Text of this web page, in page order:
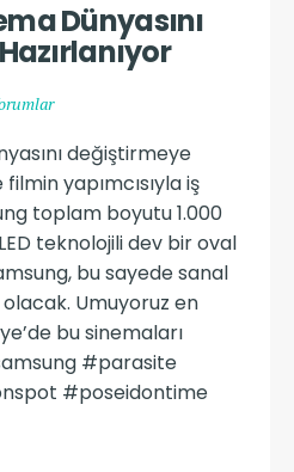
Dünyasını
değiştirmeye
yapımcısıyla iş
toplam boyutu 1.000
teknolojili dev bir oval
bu sayede sanal
Umuyoruz en
bu sinemaları
#parasite
#poseidontime